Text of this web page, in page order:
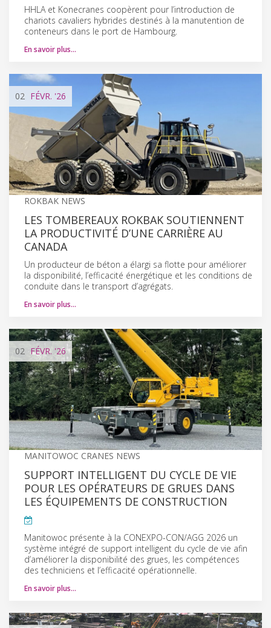
HHLA et Konecranes coopèrent pour l’introduction de
chariots cavaliers hybrides destinés à la manutention de
conteneurs dans le port de Hambourg.
En savoir plus…
02 FÉVR. '26
ROKBAK NEWS
LES TOMBEREAUX ROKBAK SOUTIENNENT
LA PRODUCTIVITÉ D’UNE CARRIÈRE AU
CANADA
Un producteur de béton a élargi sa flotte pour améliorer
la disponibilité, l’efficacité énergétique et les conditions de
conduite dans le transport d’agrégats.
En savoir plus…
02 FÉVR. '26
MANITOWOC CRANES NEWS
SUPPORT INTELLIGENT DU CYCLE DE VIE
POUR LES OPÉRATEURS DE GRUES DANS
LES ÉQUIPEMENTS DE CONSTRUCTION
Manitowoc présente à la CONEXPO-CON/AGG 2026 un
système intégré de support intelligent du cycle de vie afin
d’améliorer la disponibilité des grues, les compétences
des techniciens et l’efficacité opérationnelle.
En savoir plus…